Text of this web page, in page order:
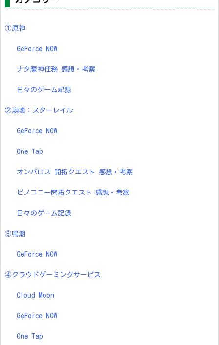
①原神
GeForce NOW
ナタ魔神任務 感想・考察
日々のゲーム記録
②崩壊：スターレイル
GeForce NOW
One Tap
オンパロス 開拓クエスト 感想・考察
ピノコニー開拓クエスト 感想・考察
日々のゲーム記録
③鳴潮
GeForce NOW
④クラウドゲーミングサービス
Cloud Moon
GeForce NOW
One Tap